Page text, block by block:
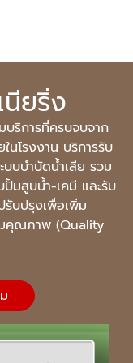
นียริ่ง
บริการที่ครบจบจาก
นโรงงาน บริการรับ
บบำบัดน้ำเสีย รวม
มสูบน้ำ-เคมี และรับ
รับปรุงเพื่อเพิ่ม
มคุณภาพ (Quality